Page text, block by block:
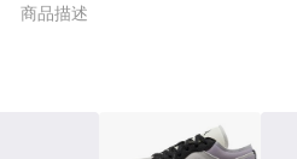
[2024/6/1起適用] -內接硬
- 購物中心商店之商品：商
金/超贈點/福利金/紅利折抵/折
批發轉賣不具回饋資格： 如
商品描述